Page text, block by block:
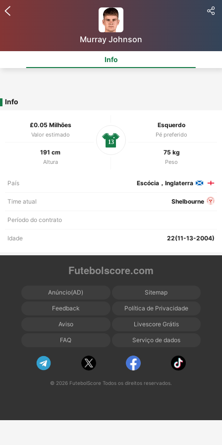
Murray Johnson
Info
Info
£0.05 Milhões
Valor estimado
Esquerdo
Pé preferido
191 cm
Altura
75 kg
Peso
13
País Escócia，Inglaterra
Time atual Shelbourne
Período do contrato
Idade 22(11-13-2004)
Futebolscore.com
Anúncio(AD) Sitemap
Feedback Política de Privacidade
Aviso Livescore Grátis
FAQ Serviço de dados
© 2026 FutebolScore Todos os direitos reservados.